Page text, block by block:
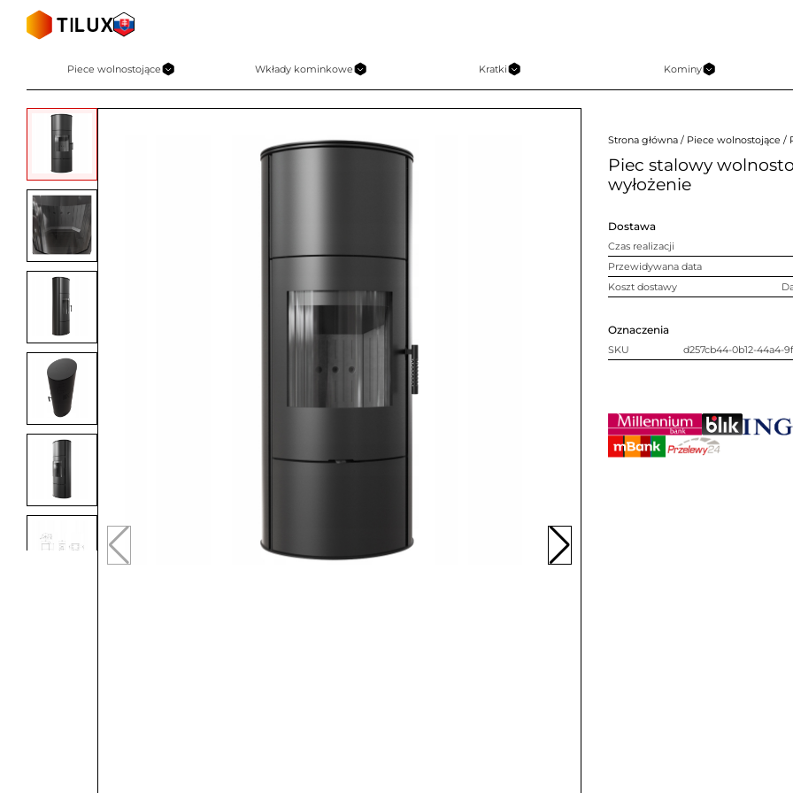
Piece wolnostojące Wkłady kominkowe Kratki Kominy
Strona główna / Piece wolnostojące /
Piec stalowy
wyłożenie
Dostawa
Czas realizacji
Przewidywana data
Koszt dostawy
Oznaczenia
SKU d257cb44-0b12-44a4-